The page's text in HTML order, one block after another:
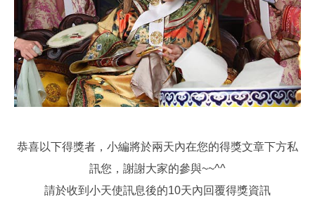
恭喜以下得獎者，小編將於兩天內在您的得獎文章下方私
訊您，謝謝大家的參與~~^^
請於收到小天使訊息後的10天內回覆得獎資訊